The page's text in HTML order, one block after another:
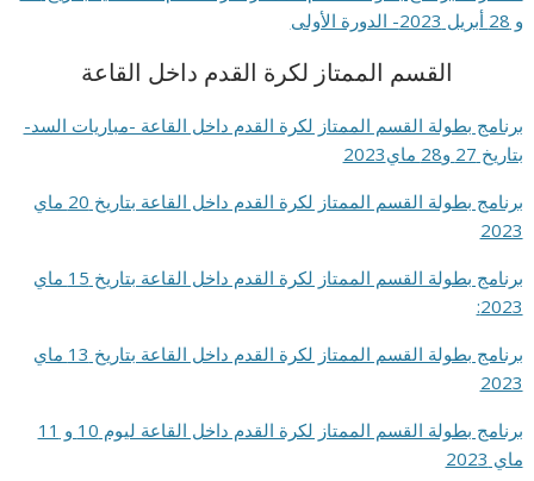
و 28 أبريل 2023- الدورة الأولى
القسم الممتاز لكرة القدم داخل القاعة
برنامج بطولة القسم الممتاز لكرة القدم داخل القاعة -مباريات السد-
بتاريخ 27 و28 ماي2023
برنامج بطولة القسم الممتاز لكرة القدم داخل القاعة بتاريخ 20 ماي
2023
برنامج بطولة القسم الممتاز لكرة القدم داخل القاعة بتاريخ 15 ماي
2023:
برنامج بطولة القسم الممتاز لكرة القدم داخل القاعة بتاريخ 13 ماي
2023
برنامج بطولة القسم الممتاز لكرة القدم داخل القاعة ليوم 10 و 11
ماي 2023